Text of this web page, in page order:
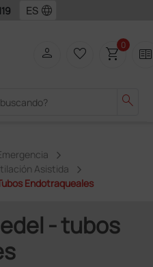
language
search
person favorite_border shopping_cart0 two_pager
Asistida
Endotraqueales
- tubos